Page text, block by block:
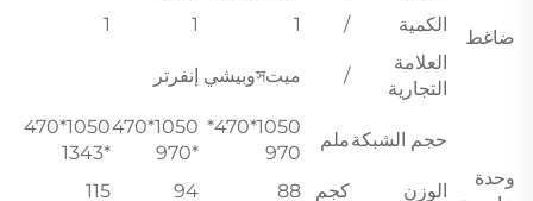
ضاغط
الكمية
/
1
1
1
العلامة
التجارية
/ ميتসوبيشي إنفرتر
وحدة
حجم الشبكةملم
1050*470*
970
1050*470
*970
1050*470
*1343
الوزن
كجم 88
94
115